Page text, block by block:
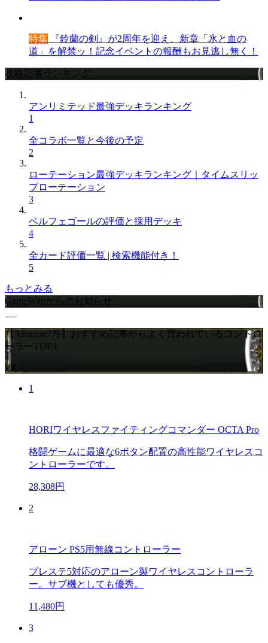
特集 『鈴蘭の剣』が2周年を迎え、新章「氷と血の
道」を解禁ッ！記念イベントの報酬もお見逃し無く！
攻略記事ランキング
アンリミテッド最強デッキランキング
1
全コラボ一覧と今後の予定
2
ローテーション最強デッキランキング｜タイムスリッ
プローテーション
3
ベルフェゴールの評価と採用デッキ
4
全カード評価一覧 | 検索機能付き！
5
もっとみる
GameWithからのお知らせ
【Amazon7月】おすすめ記事からよく買われているコントロ
ーラーTOP4
PR
1
HORIワイヤレスファイティングコマンダー OCTA Pro
格闘ゲームに最適な6ボタン配置の高性能ワイヤレスコ
ントローラーです。
28,308円
2
アローン PS5用無線コントローラー
プレステ5対応のアローン製ワイヤレスコントローラ
ー。サブ機としても優秀。
11,480円
3